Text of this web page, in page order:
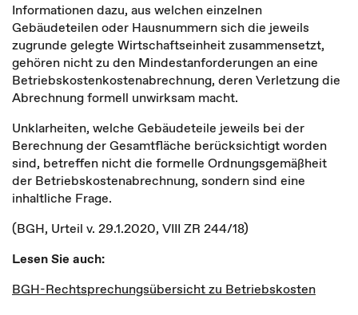
Informationen dazu, aus welchen einzelnen
Gebäudeteilen oder Hausnummern sich die jeweils
zugrunde gelegte Wirtschaftseinheit zusammensetzt,
gehören nicht zu den Mindestanforderungen an eine
Betriebskostenkostenabrechnung, deren Verletzung die
Abrechnung formell unwirksam macht.
Unklarheiten, welche Gebäudeteile jeweils bei der
Berechnung der Gesamtfläche berücksichtigt worden
sind, betreffen nicht die formelle Ordnungsgemäßheit
der Betriebskostenabrechnung, sondern sind eine
inhaltliche Frage.
(BGH, Urteil v. 29.1.2020, VIII ZR 244/18)
Lesen Sie auch:
BGH-Rechtsprechungsübersicht zu Betriebskosten